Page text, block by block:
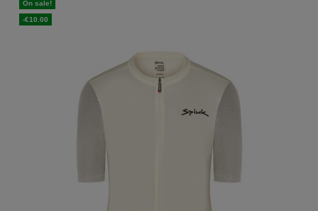
On sale!
-€10.00